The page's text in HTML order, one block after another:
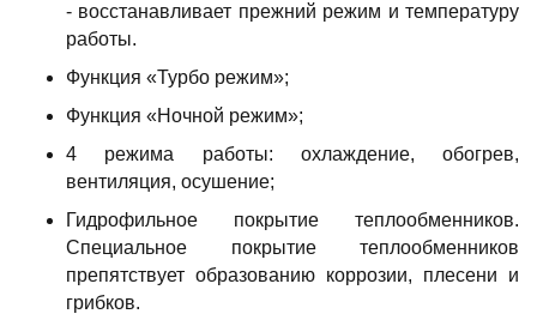
- восстанавливает прежний режим и температуру
работы.
Функция «Турбо режим»;
Функция «Ночной режим»;
4 режима работы: охлаждение, обогрев,
вентиляция, осушение;
Гидрофильное покрытие теплообменников.
Специальное покрытие теплообменников
препятствует образованию коррозии, плесени и
грибков.